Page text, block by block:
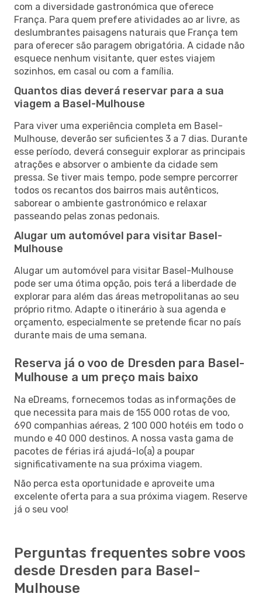
com a diversidade gastronómica que oferece
França. Para quem prefere atividades ao ar livre, as
deslumbrantes paisagens naturais que França tem
para oferecer são paragem obrigatória. A cidade não
esquece nenhum visitante, quer estes viajem
sozinhos, em casal ou com a família.
Quantos dias deverá reservar para a sua
viagem a Basel-Mulhouse
Para viver uma experiência completa em Basel-
Mulhouse, deverão ser suficientes 3 a 7 dias. Durante
esse período, deverá conseguir explorar as principais
atrações e absorver o ambiente da cidade sem
pressa. Se tiver mais tempo, pode sempre percorrer
todos os recantos dos bairros mais autênticos,
saborear o ambiente gastronómico e relaxar
passeando pelas zonas pedonais.
Alugar um automóvel para visitar Basel-
Mulhouse
Alugar um automóvel para visitar Basel-Mulhouse
pode ser uma ótima opção, pois terá a liberdade de
explorar para além das áreas metropolitanas ao seu
próprio ritmo. Adapte o itinerário à sua agenda e
orçamento, especialmente se pretende ficar no país
durante mais de uma semana.
Reserva já o voo de Dresden para Basel-
Mulhouse a um preço mais baixo
Na eDreams, fornecemos todas as informações de
que necessita para mais de 155 000 rotas de voo,
690 companhias aéreas, 2 100 000 hotéis em todo o
mundo e 40 000 destinos. A nossa vasta gama de
pacotes de férias irá ajudá-lo(a) a poupar
significativamente na sua próxima viagem.
Não perca esta oportunidade e aproveite uma
excelente oferta para a sua próxima viagem. Reserve
já o seu voo!
Perguntas frequentes sobre voos
desde Dresden para Basel-
Mulhouse